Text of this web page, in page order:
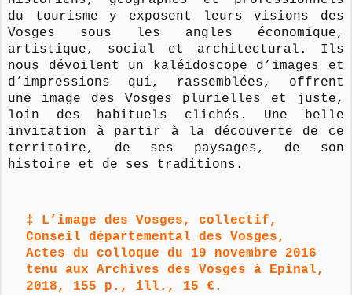
du tourisme y exposent leurs visions des
Vosges sous les angles économique,
artistique, social et architectural. Ils
nous dévoilent un kaléidoscope d’images et
d’impressions qui, rassemblées, offrent
une image des Vosges plurielles et juste,
loin des habituels clichés. Une belle
invitation à partir à la découverte de ce
territoire, de ses paysages, de son
histoire et de ses traditions.
‡ L’image des Vosges, collectif,
Conseil départemental des Vosges,
Actes du colloque du 19 novembre 2016
tenu aux Archives des Vosges à Epinal,
2018, 155 p., ill., 15 €.